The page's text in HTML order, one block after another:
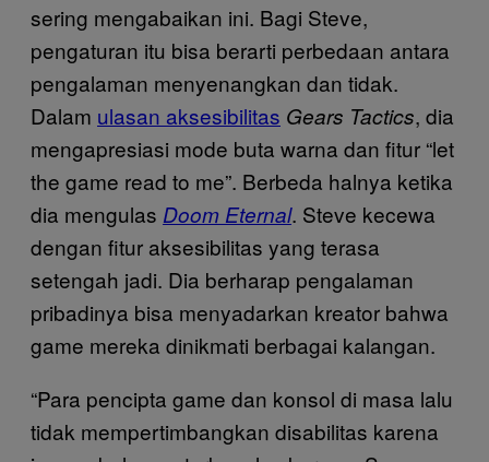
sering mengabaikan ini. Bagi Steve,
pengaturan itu bisa berarti perbedaan antara
pengalaman menyenangkan dan tidak.
Dalam ulasan aksesibilitas Gears Tactics, dia
mengapresiasi mode buta warna dan fitur “let
the game read to me”. Berbeda halnya ketika
dia mengulas Doom Eternal. Steve kecewa
dengan fitur aksesibilitas yang terasa
setengah jadi. Dia berharap pengalaman
pribadinya bisa menyadarkan kreator bahwa
game mereka dinikmati berbagai kalangan.
“Para pencipta game dan konsol di masa lalu
tidak mempertimbangkan disabilitas karena